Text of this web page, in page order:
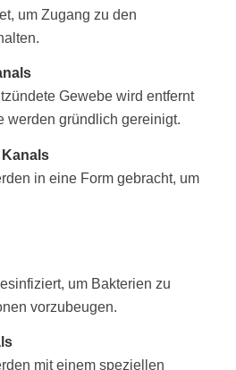
um Zugang zu den
Gewebe wird entfernt
werden gründlich gereinigt.
in eine Form gebracht, um
um Bakterien zu
vorzubeugen.
mit einem speziellen